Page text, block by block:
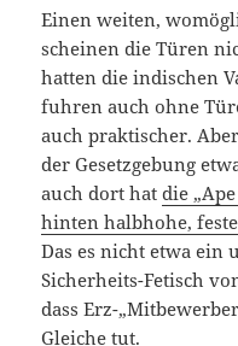
Einen weiten,
scheinen die Türen
hatten die indischen
fuhren auch ohne
auch praktischer.
der Gesetzgebung
auch dort hatdie
hinten halbhohe,
Das es nicht etwa
Sicherheits-Fetisch
dass Erz-
Gleiche tut.